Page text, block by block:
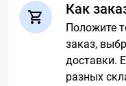
Как
Положите
заказ,
доставки.
разных